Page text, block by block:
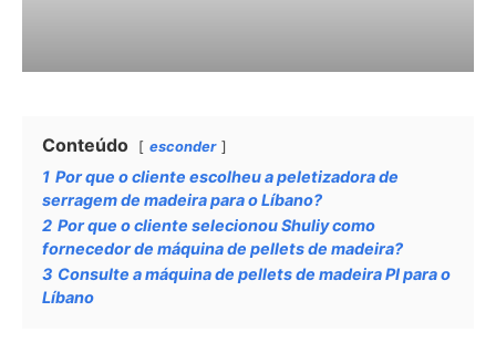
Conteúdo esconder
1 Por que o cliente escolheu a peletizadora de
serragem de madeira para o Líbano?
2 Por que o cliente selecionou Shuliy como
fornecedor de máquina de pellets de madeira?
3 Consulte a máquina de pellets de madeira PI para o
Líbano